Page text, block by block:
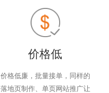
价格低
价格低廉，批量接单，同样的
落地页制作、单页网站推广让